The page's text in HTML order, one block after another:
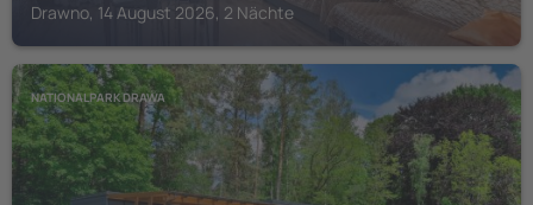
Drawno, 14 August 2026, 2 Nächte
NATIONALPARK DRAWA